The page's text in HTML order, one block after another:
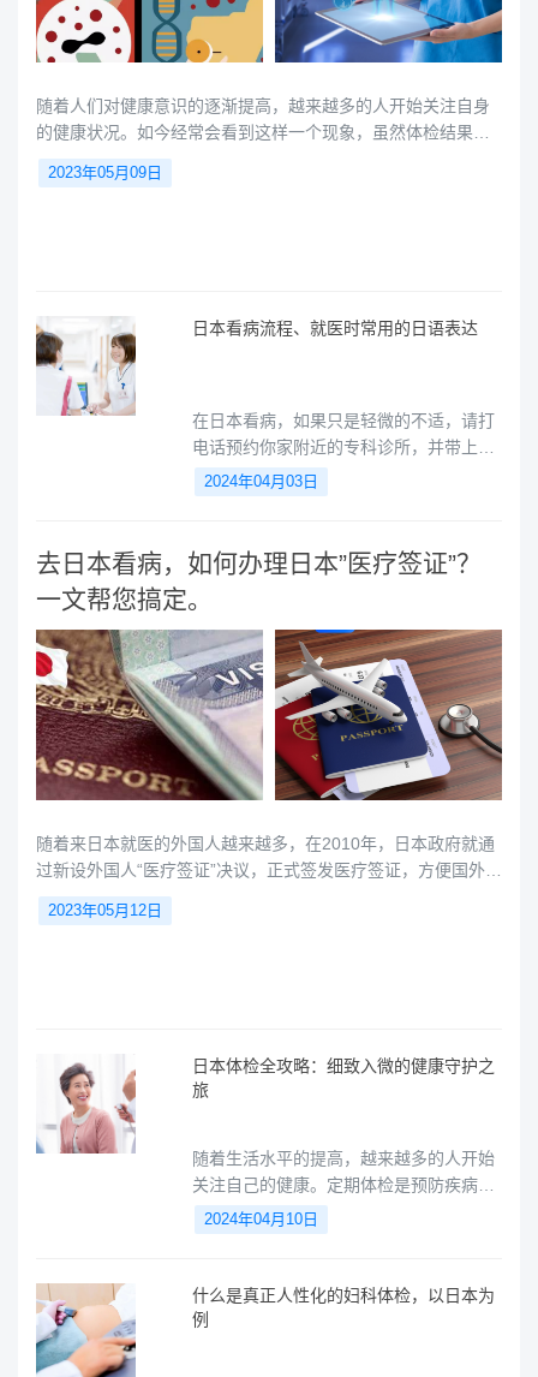
随着人们对健康意识的逐渐提高，越来越多的人开始关注自身
的健康状况。如今经常会看到这样一个现象，虽然体检结果指
标一切正常，但是过了个半年就会发现病变。其根本原因是大
家对体检认知的深度不够。因此，更加深入、全面的体检才能
2023年05月09日
日本看病流程、就医时常用的日语表达
在日本看病，如果只是轻微的不适，请打
电话预约你家附近的专科诊所，并带上你
的保险证就诊。如果诊所医生认为你病情
严重，请再次带上你的保险证以及诊所开
诊。
2024年04月03日
去日本看病，如何办理日本”医疗签证”？
一文帮您搞定。
随着来日本就医的外国人越来越多，在2010年，日本政府就通
过新设外国人“医疗签证”决议，正式签发医疗签证，方便国外患
者前来就医。所以去日本看病办理医疗签证，身元保证书和医
院的治疗邀请函是必不可少的。那么，什么是日本医疗签证？
2023年05月12日
日本体检全攻略：细致入微的健康守护之
旅
随着生活水平的提高，越来越多的人开始
关注自己的健康。定期体检是预防疾病、
保持健康的重要手段。近年来，越来越多
的国人选择去日本进行体检，因为日本的
2024年04月10日
什么是真正人性化的妇科体检，以日本为
例